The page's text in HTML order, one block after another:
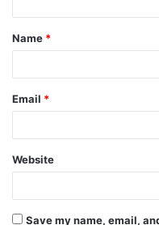
t
*
Name *
Email *
Website
Save my name, email,